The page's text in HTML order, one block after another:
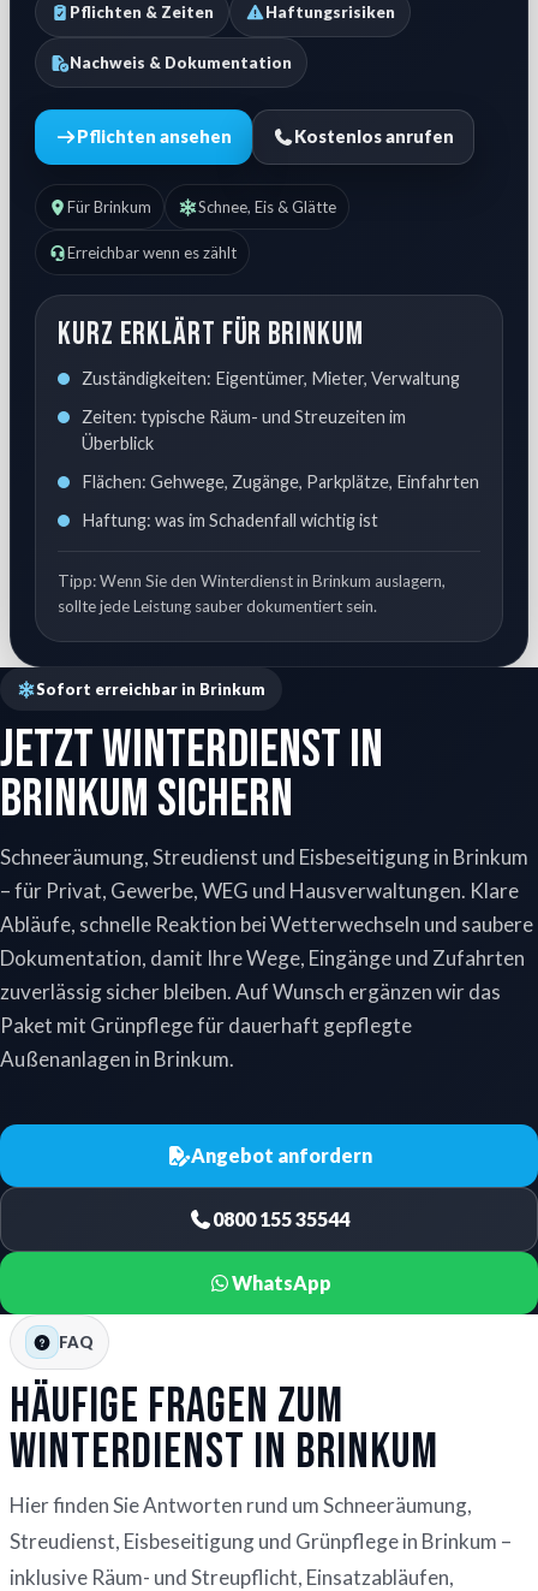
Pflichten & Zeiten Haftungsrisiken
Nachweis & Dokumentation
Pflichten ansehen Kostenlos anrufen
Für Brinkum Schnee, Eis & Glätte
Erreichbar wenn es zählt
Kurz erklärt für Brinkum
Zuständigkeiten: Eigentümer, Mieter, Verwaltung
Zeiten: typische Räum- und Streuzeiten im
Überblick
Flächen: Gehwege, Zugänge, Parkplätze, Einfahrten
Haftung: was im Schadenfall wichtig ist
Tipp: Wenn Sie den Winterdienst in Brinkum auslagern,
sollte jede Leistung sauber dokumentiert sein.
Sofort erreichbar in Brinkum
Jetzt Winterdienst in
Brinkum sichern
Schneeräumung, Streudienst und Eisbeseitigung in Brinkum
– für Privat, Gewerbe, WEG und Hausverwaltungen. Klare
Abläufe, schnelle Reaktion bei Wetterwechseln und saubere
Dokumentation, damit Ihre Wege, Eingänge und Zufahrten
zuverlässig sicher bleiben. Auf Wunsch ergänzen wir das
Paket mit Grünpflege für dauerhaft gepflegte
Außenanlagen in Brinkum.
Angebot anfordern
0800 155 35544
WhatsApp
FAQ
Häufige Fragen zum
Winterdienst in Brinkum
Hier finden Sie Antworten rund um Schneeräumung,
Streudienst, Eisbeseitigung und Grünpflege in Brinkum –
inklusive Räum- und Streupflicht, Einsatzabläufen,